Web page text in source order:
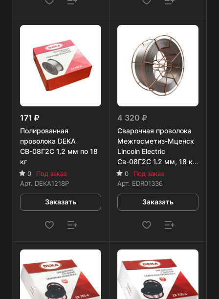
171
Полированная
проволока DEKA
СВ-08Г2С 1,2 мм по 18
кг
0
Под заказ
Арт. DEKA1218P
Заказать
4 320
Сварочная проволока
Межгосметиз-Мценск
Lincoln Electric
Св-08Г2С 1.2 мм, 18 кг
(неомедненная)
0
Под заказ
Арт. EDR01336
Заказать